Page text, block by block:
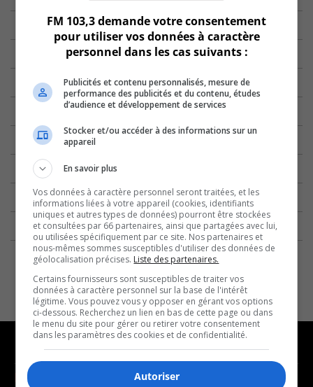
NOUVELLES MUSIQUE
FM 103,3 demande votre consentement
pour utiliser vos données à caractère
personnel dans les cas suivants :
Publicités et contenu personnalisés, mesure de
performance des publicités et du contenu, études
d’audience et développement de services
Stocker et/ou accéder à des informations sur un
appareil
En savoir plus
Vos données à caractère personnel seront traitées, et les
informations liées à votre appareil (cookies, identifiants
uniques et autres types de données) pourront être stockées
et consultées par 66 partenaires, ainsi que partagées avec lui,
ou utilisées spécifiquement par ce site. Nos partenaires et
nous-mêmes sommes susceptibles d'utiliser des données de
géolocalisation précises. Liste des partenaires.
Certains fournisseurs sont susceptibles de traiter vos
données à caractère personnel sur la base de l'intérêt
légitime. Vous pouvez vous y opposer en gérant vos options
ci-dessous. Recherchez un lien en bas de cette page ou dans
le menu du site pour gérer ou retirer votre consentement
dans les paramètres des cookies et de confidentialité.
Autoriser